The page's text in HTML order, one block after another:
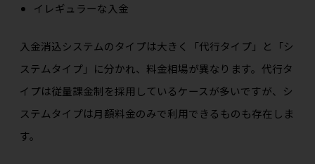
イレギュラーな入金
入金消込システムのタイプは大きく「代行タイプ」と「シ
ステムタイプ」に分かれ、料金相場が異なります。代行タ
イプは従量課金制を採用しているケースが多いですが、シ
ステムタイプは月額料金のみで利用できるものも存在しま
す。